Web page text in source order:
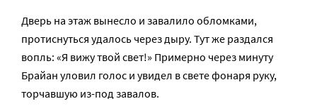
Дверь на этаж вынесло и завалило обломками,
протиснуться удалось через дыру. Тут же раздался
вопль: «Я вижу твой свет!» Примерно через минуту
Брайан уловил голос и увидел в свете фонаря руку,
торчавшую из-под завалов.